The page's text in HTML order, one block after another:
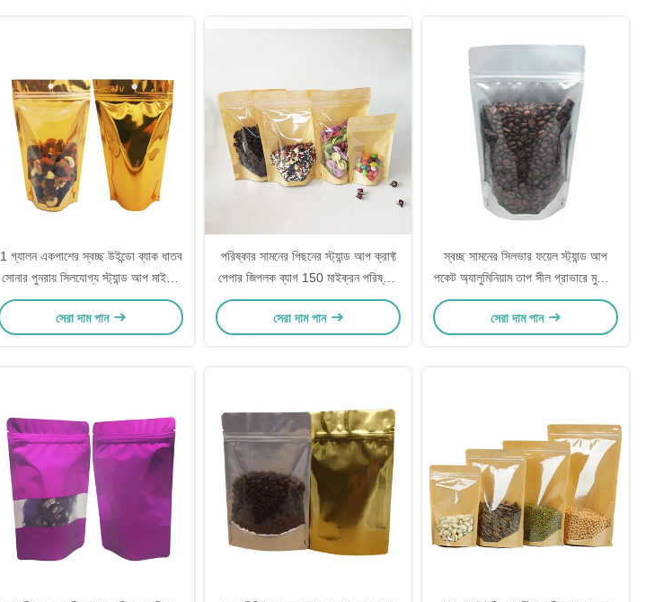
1 গ্যালন একপাশের স্বচ্ছ উইন্ডো ব্যাক ধাতব
সোনার পুনরায় সিলযোগ্য স্ট্যান্ড আপ মাইলার
ব্যাগ ফ্রিজ শুকনো খাদ্য সঞ্চয় করার জন্য
সেরা দাম পান
পরিষ্কার সামনের পিছনের স্ট্যান্ড আপ ক্রাফ্ট
পেপার জিপলক ব্যাগ 150 মাইক্রন পরিষ্কার
স্ট্যান্ড আপ ব্যাগ ব্যাগ
সেরা দাম পান
স্বচ্ছ সামনের সিলভার ফয়েল স্ট্যান্ড আপ
পকেট অ্যালুমিনিয়াম তাপ সীল গ্রাভারে মুদ্রিত
ক্যানস্টার
সেরা দাম পান